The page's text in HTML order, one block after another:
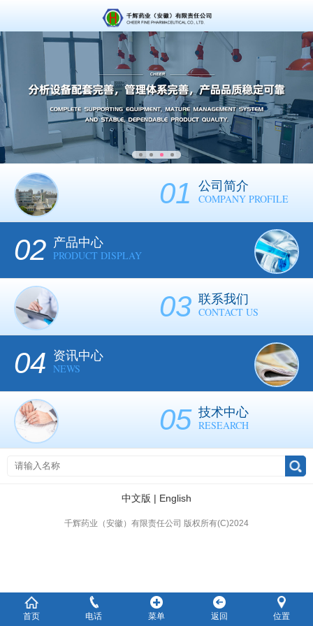
01 公司简介
COMPANY PROFILE
02 产品中心
PRODUCT DISPLAY
03 联系我们
CONTACT US
04 资讯中心
NEWS
05 技术中心
RESEARCH
中文版 | English
千辉药业（安徽）有限责任公司 版权所有(C)2024
首页 电话 菜单 返回 位置